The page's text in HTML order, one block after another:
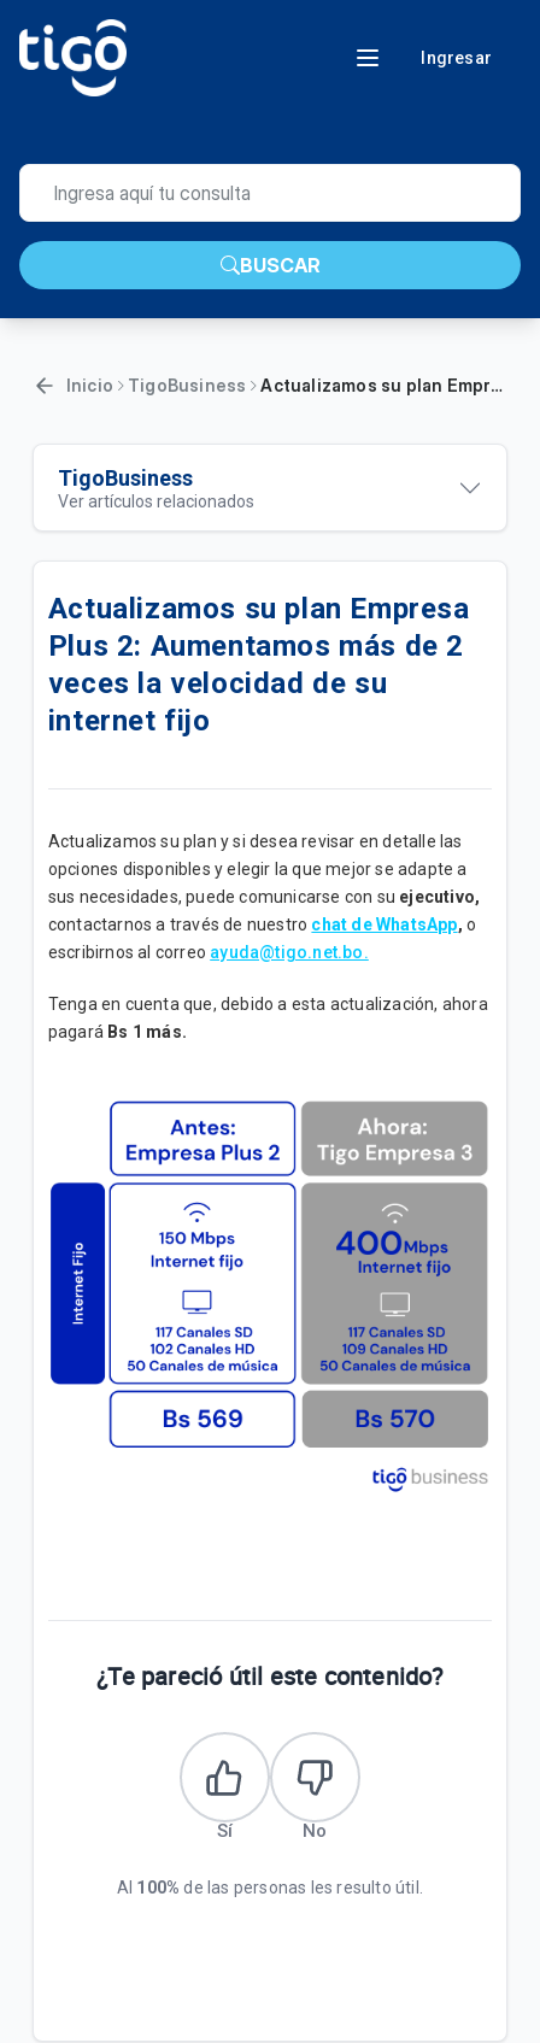
Ingresar
BUSCAR
Inicio TigoBusiness Actualizamos su plan Empresa Plus 2: Aumentamos más de 2 veces la velocidad de su internet fijo
TigoBusiness
Ver artículos relacionados
Actualizamos su Internet+ TV Lite Plus | B2B
Actualizamos su plan Internet + TV Lite | B2B
Actualizamos su plan Internet Lite+ | B2B
Actualizamos su plan Internet Lite | B2B
Add Ons de Navegación | B2B
Un canal de atención exclusivo para impulsar tu
negocio
¡Mejoramos su Plan Empresa Medio ahora tiene
mayor velocidad!
Conozca los Planes Bolsas Ilimitadas B2B
Incrementamos la velocidad de su plan Empresa
Inicial sin costo adicional
Actualizamos su plan Empresa
Plus 2: Aumentamos más de 2
veces la velocidad de su
internet fijo
Actualizamos su plan y si desea revisar en detalle las
opciones disponibles y elegir la que mejor se adapte a
sus necesidades, puede comunicarse con su ejecutivo,
contactarnos a través de nuestro chat de WhatsApp, o
escribirnos al correo ayuda@tigo.net.bo.
Tenga en cuenta que, debido a esta actualización, ahora
pagará Bs 1 más.
¿Te pareció útil este contenido?
Sí No
Al 100% de las personas les resulto útil.